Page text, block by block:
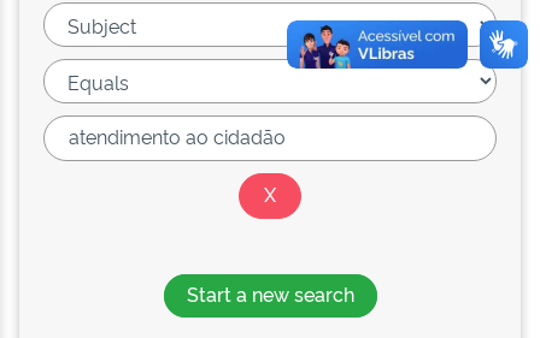
Start a new search